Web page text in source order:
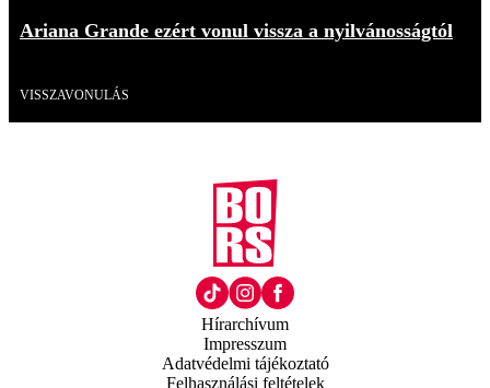
Ariana Grande ezért vonul vissza a nyilvánosságtól
VISSZAVONULÁS
Hírarchívum
Impresszum
Adatvédelmi tájékoztató
Felhasználási feltételek